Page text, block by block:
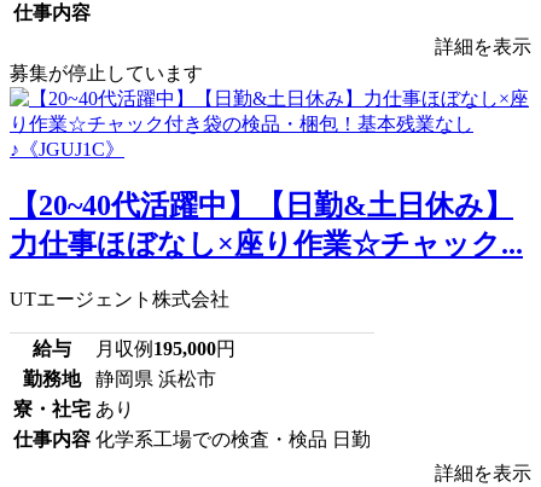
仕事内容
詳細を表示
募集が停止しています
【20~40代活躍中】【日勤&土日休み】
力仕事ほぼなし×座り作業☆チャック...
UTエージェント株式会社
給与 月収例 195,000円
勤務地
静岡県 浜松市
寮・社宅 あり
仕事内容 化学系工場での検査・検品 日勤
詳細を表示